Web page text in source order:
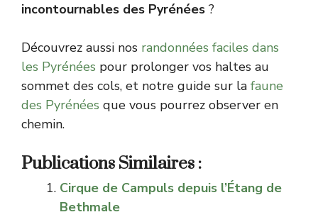
incontournables des Pyrénées ?
Découvrez aussi nos randonnées faciles dans
les Pyrénées pour prolonger vos haltes au
sommet des cols, et notre guide sur la faune
des Pyrénées que vous pourrez observer en
chemin.
Publications Similaires :
Cirque de Campuls depuis l’Étang de
Bethmale